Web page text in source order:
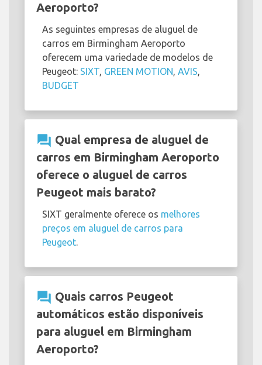
Aeroporto?
As seguintes empresas de aluguel de
carros em Birmingham Aeroporto
oferecem uma variedade de modelos de
Peugeot: SIXT, GREEN MOTION, AVIS,
BUDGET
question_answer Qual empresa de aluguel de
carros em Birmingham Aeroporto
oferece o aluguel de carros
Peugeot mais barato?
SIXT geralmente oferece os melhores
preços em aluguel de carros para
Peugeot.
question_answer Quais carros Peugeot
automáticos estão disponíveis
para aluguel em Birmingham
Aeroporto?